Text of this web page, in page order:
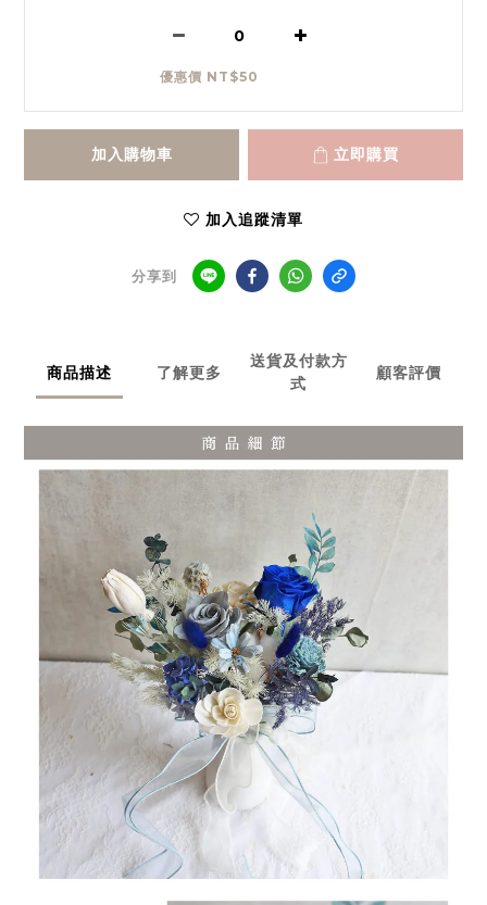
優惠價 NT$50
加入購物車 立即購買
加入追蹤清單
分享到
商品描述 了解更多
送貨及付款方
式
顧客評價